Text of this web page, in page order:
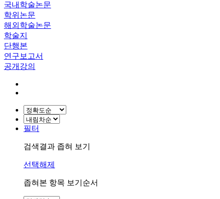
국내학술논문
학위논문
해외학술논문
학술지
단행본
연구보고서
공개강의
필터
검색결과 좁혀 보기
선택해제
좁혀본 항목 보기순서